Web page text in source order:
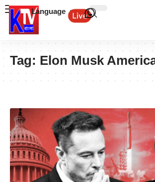
Language
Tag: Elon Musk